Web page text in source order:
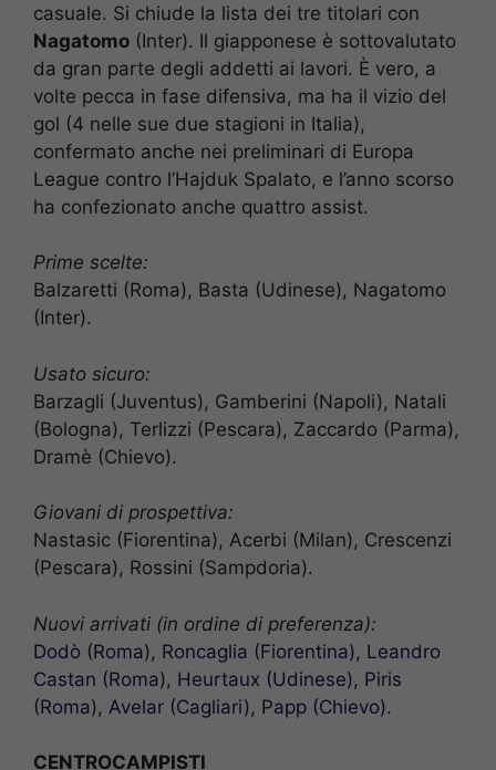
casuale. Si chiude la lista dei tre titolari con
Nagatomo (Inter). Il giapponese è sottovalutato
da gran parte degli addetti ai lavori. È vero, a
volte pecca in fase difensiva, ma ha il vizio del
gol (4 nelle sue due stagioni in Italia),
confermato anche nei preliminari di Europa
League contro l’Hajduk Spalato, e l’anno scorso
ha confezionato anche quattro assist.
Prime scelte:
Balzaretti (Roma), Basta (Udinese), Nagatomo
(Inter).
Usato sicuro:
Barzagli (Juventus), Gamberini (Napoli), Natali
(Bologna), Terlizzi (Pescara), Zaccardo (Parma),
Dramè (Chievo).
Giovani di prospettiva:
Nastasic (Fiorentina), Acerbi (Milan), Crescenzi
(Pescara), Rossini (Sampdoria).
Nuovi arrivati (in ordine di preferenza):
Dodò (Roma), Roncaglia (Fiorentina), Leandro
Castan (Roma), Heurtaux (Udinese), Piris
(Roma), Avelar (Cagliari), Papp (Chievo).
CENTROCAMPISTI